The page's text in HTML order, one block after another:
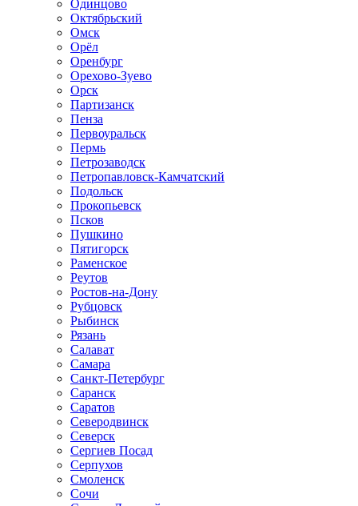
Одинцово
Октябрьский
Омск
Орёл
Оренбург
Орехово-Зуево
Орск
Партизанск
Пенза
Первоуральск
Пермь
Петрозаводск
Петропавловск-Камчатский
Подольск
Прокопьевск
Псков
Пушкино
Пятигорск
Раменское
Реутов
Ростов-на-Дону
Рубцовск
Рыбинск
Рязань
Салават
Самара
Санкт-Петербург
Саранск
Саратов
Северодвинск
Северск
Сергиев Посад
Серпухов
Смоленск
Сочи